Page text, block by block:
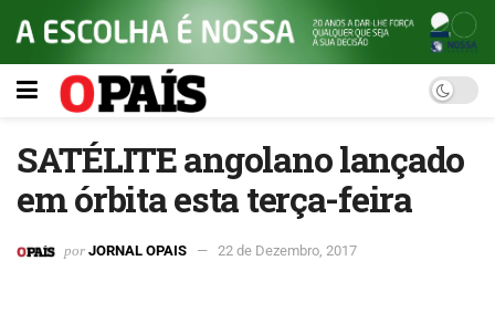
SATÉLITE angolano lançado
em órbita esta terça-feira
por JORNAL OPAIS 22 de Dezembro, 2017